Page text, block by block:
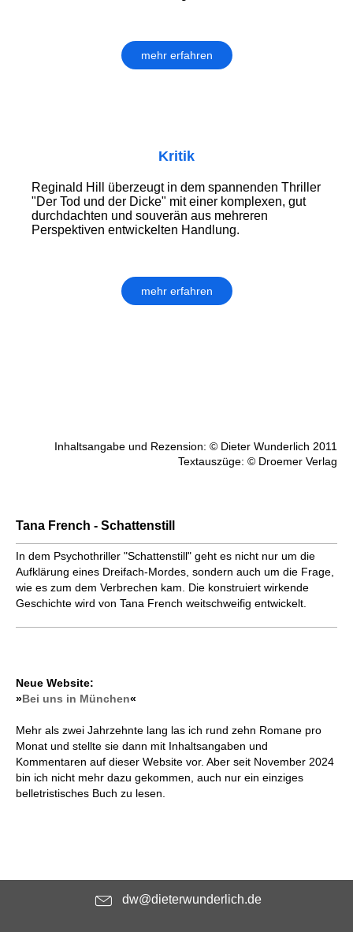
mehr erfahren
Kritik
Reginald Hill überzeugt in dem spannenden Thriller
"Der Tod und der Dicke" mit einer komplexen, gut
durchdachten und souverän aus mehreren
Perspektiven entwickelten Handlung.
mehr erfahren
Inhaltsangabe und Rezension: © Dieter Wunderlich 2011
Textauszüge: © Droemer Verlag
Tana French - Schattenstill
In dem Psychothriller "Schattenstill" geht es nicht nur um die
Aufklärung eines Dreifach-Mordes, sondern auch um die Frage,
wie es zum dem Verbrechen kam. Die konstruiert wirkende
Geschichte wird von Tana French weitschweifig entwickelt.
Neue Website:
»Bei uns in München«
Mehr als zwei Jahrzehnte lang las ich rund zehn Romane pro
Monat und stellte sie dann mit Inhaltsangaben und
Kommentaren auf dieser Website vor. Aber seit November 2024
bin ich nicht mehr dazu gekommen, auch nur ein einziges
belletristisches Buch zu lesen.
dw@dieterwunderlich.de